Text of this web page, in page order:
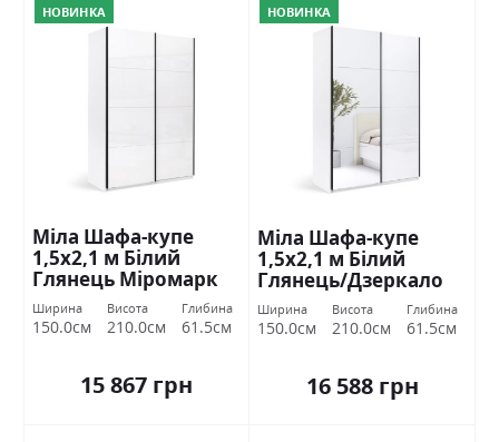
НОВИНКА
Міла Шафа-купе
1,5х2,1 м Білий
Глянець Міромарк
Ширина
150.0см
Висота
210.0см
Глибина
61.5см
15 867 грн
НОВИНКА
Міла Шафа-купе
1,5х2,1 м Білий
Глянець/Дзеркало
Міромарк
Ширина
150.0см
Висота
210.0см
Глибина
61.5см
16 588 грн